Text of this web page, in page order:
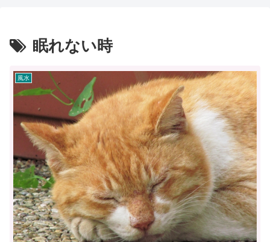
眠れない時
風水